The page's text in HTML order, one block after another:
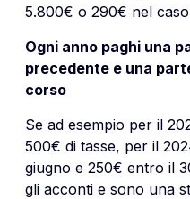
5.800€ o 290€ nel
Ogni anno paghi una
precedente e una
corso
Se ad esempio per il
500€ di tasse, per il
giugno e 250€ entro il
gli acconti e sono una